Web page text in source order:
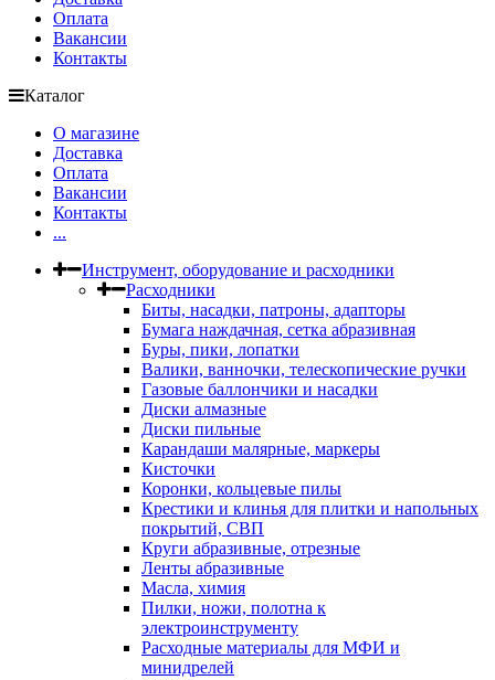
Оплата
Вакансии
Контакты
Каталог
О магазине
Доставка
Оплата
Вакансии
Контакты
...
Инструмент, оборудование и расходники
Расходники
Биты, насадки, патроны, адапторы
Бумага наждачная, сетка абразивная
Буры, пики, лопатки
Валики, ванночки, телескопические ручки
Газовые баллончики и насадки
Диски алмазные
Диски пильные
Карандаши малярные, маркеры
Кисточки
Коронки, кольцевые пилы
Крестики и клинья для плитки и напольных
покрытий, СВП
Круги абразивные, отрезные
Ленты абразивные
Масла, химия
Пилки, ножи, полотна к
электроинструменту
Расходные материалы для МФИ и
минидрелей